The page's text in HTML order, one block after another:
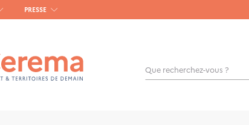
PRESSE
Que recherchez-vous ?